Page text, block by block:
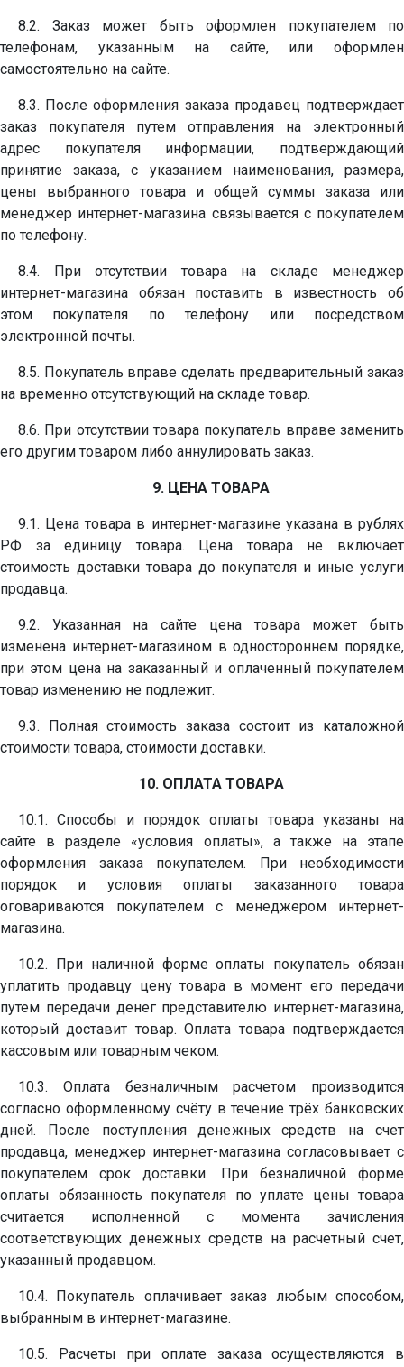
8.2. Заказ может быть оформлен покупателем по
телефонам, указанным на сайте, или оформлен
самостоятельно на сайте.
8.3. После оформления заказа продавец подтверждает
заказ покупателя путем отправления на электронный
адрес покупателя информации, подтверждающий
принятие заказа, с указанием наименования, размера,
цены выбранного товара и общей суммы заказа или
менеджер интернет-магазина связывается с покупателем
по телефону.
8.4. При отсутствии товара на складе менеджер
интернет-магазина обязан поставить в известность об
этом покупателя по телефону или посредством
электронной почты.
8.5. Покупатель вправе сделать предварительный заказ
на временно отсутствующий на складе товар.
8.6. При отсутствии товара покупатель вправе заменить
его другим товаром либо аннулировать заказ.
9. ЦЕНА ТОВАРА
9.1. Цена товара в интернет-магазине указана в рублях
РФ за единицу товара. Цена товара не включает
стоимость доставки товара до покупателя и иные услуги
продавца.
9.2. Указанная на сайте цена товара может быть
изменена интернет-магазином в одностороннем порядке,
при этом цена на заказанный и оплаченный покупателем
товар изменению не подлежит.
9.3. Полная стоимость заказа состоит из каталожной
стоимости товара, стоимости доставки.
10. ОПЛАТА ТОВАРА
10.1. Способы и порядок оплаты товара указаны на
сайте в разделе «условия оплаты», а также на этапе
оформления заказа покупателем. При необходимости
порядок и условия оплаты заказанного товара
оговариваются покупателем с менеджером интернет-
магазина.
10.2. При наличной форме оплаты покупатель обязан
уплатить продавцу цену товара в момент его передачи
путем передачи денег представителю интернет-магазина,
который доставит товар. Оплата товара подтверждается
кассовым или товарным чеком.
10.3. Оплата безналичным расчетом производится
согласно оформленному счёту в течение трёх банковских
дней. После поступления денежных средств на счет
продавца, менеджер интернет-магазина согласовывает с
покупателем срок доставки. При безналичной форме
оплаты обязанность покупателя по уплате цены товара
считается исполненной с момента зачисления
соответствующих денежных средств на расчетный счет,
указанный продавцом.
10.4. Покупатель оплачивает заказ любым способом,
выбранным в интернет-магазине.
10.5. Расчеты при оплате заказа осуществляются в